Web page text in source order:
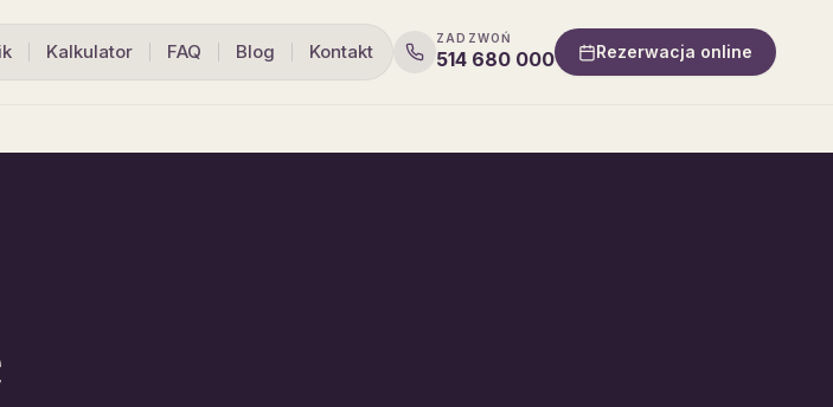
Kalkulator FAQ Blog Kontakt
ZADZWOŃ
514 680 000 Rezerwacja online